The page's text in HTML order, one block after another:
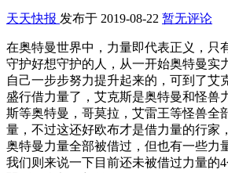
天天快报 发布于 2019-08-22 暂无评论
在奥特曼世界中，力量即代表正义，只
守护好想守护的人，从一开始奥特曼实
自己一步步努力提升起来的，可到了艾
盛行借力量了，艾克斯是奥特曼和怪兽
斯等奥特曼，哥莫拉，艾雷王等怪兽全
量，不过这还好欧布才是借力量的行家
奥特曼力量全部被借过，但也有一些力
我们则来说一下目前还未被借过力量的